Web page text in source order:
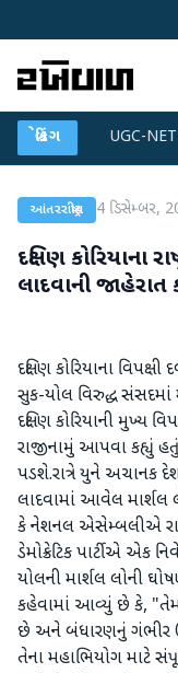
બ્રેકિંગ
● UGC-NET પરીક્ષા
આંતરરાષ્ટ્રીય 4 ડિસેમ્બર,
દક્ષિણ કોરિયાના
લાદવાની જાહેરાત
દક્ષિણ કોરિયાના
સુક-યોલ વિરુદ્ધ સંસદમાં
દક્ષિણ કોરિયાની મુખ્ય
રાજીનામું આપવા કહ્યું
પડશે.રાત્રે યુને અચાનક
લાદવામાં આવેલ માર્શલ
કે નેશનલ એસેમ્બલીએ
ડેમોક્રેટિક પાર્ટીએ એક
યોલની માર્શલ લોની
કહેવામાં આવ્યું છે કે,
છે અને બંધારણનું ગંભીર
તેના મહાભિયોગ માટે